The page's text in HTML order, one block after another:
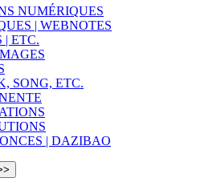
NUMÉRIQUES
| WEBNOTES
| ETC.
SONG, ETC.
| DAZIBAO